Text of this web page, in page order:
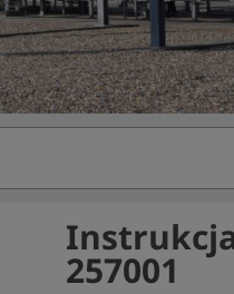
Instrukcja
257001